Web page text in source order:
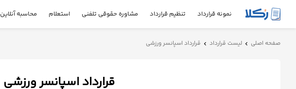
نمونه قرارداد تنظیم قرارداد مشاوره حقوقی تلفنی استعلام محاسبه آنلاین
نمونه
صفحه اصلی chevron_left لیست قرارداد chevron_left قرارداد اسپانسر ورزشی
قرارداد اسپانسر ورزشی